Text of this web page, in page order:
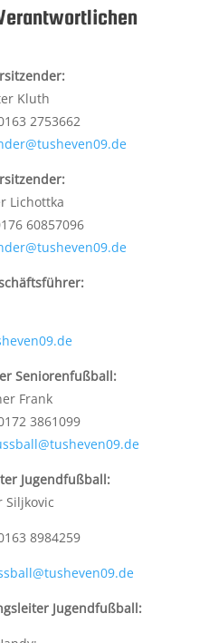
Kluth
2753662
Lichottka
60857096
Seniorenfußball:
Frank
3861099
Jugendfußball:
Siljkovic
8984259
Jugendfußball: